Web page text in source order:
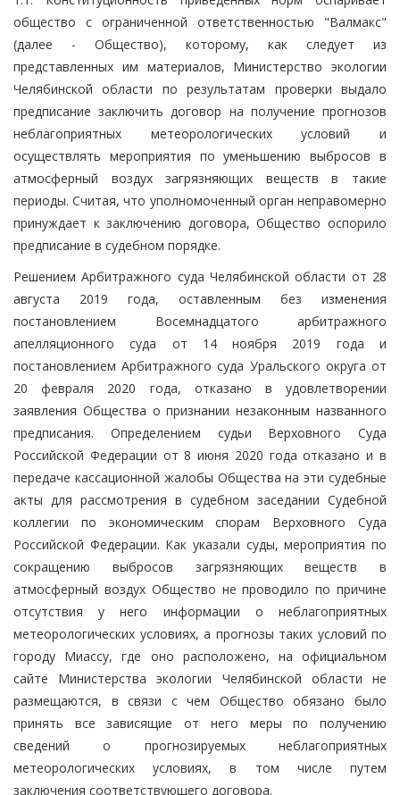
общество с ограниченной ответственностью "Валмакс"
(далее - Общество), которому, как следует из
представленных им материалов, Министерство экологии
Челябинской области по результатам проверки выдало
предписание заключить договор на получение прогнозов
неблагоприятных метеорологических условий и
осуществлять мероприятия по уменьшению выбросов в
атмосферный воздух загрязняющих веществ в такие
периоды. Считая, что уполномоченный орган неправомерно
принуждает к заключению договора, Общество оспорило
предписание в судебном порядке.
Решением Арбитражного суда Челябинской области от 28
августа 2019 года, оставленным без изменения
постановлением Восемнадцатого арбитражного
апелляционного суда от 14 ноября 2019 года и
постановлением Арбитражного суда Уральского округа от
20 февраля 2020 года, отказано в удовлетворении
заявления Общества о признании незаконным названного
предписания. Определением судьи Верховного Суда
Российской Федерации от 8 июня 2020 года отказано и в
передаче кассационной жалобы Общества на эти судебные
акты для рассмотрения в судебном заседании Судебной
коллегии по экономическим спорам Верховного Суда
Российской Федерации. Как указали суды, мероприятия по
сокращению выбросов загрязняющих веществ в
атмосферный воздух Общество не проводило по причине
отсутствия у него информации о неблагоприятных
метеорологических условиях, а прогнозы таких условий по
городу Миассу, где оно расположено, на официальном
сайте Министерства экологии Челябинской области не
размещаются, в связи с чем Общество обязано было
принять все зависящие от него меры по получению
сведений о прогнозируемых неблагоприятных
метеорологических условиях, в том числе путем
заключения соответствующего договора.